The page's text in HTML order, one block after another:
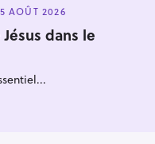
5 AOÛT 2026
dans le